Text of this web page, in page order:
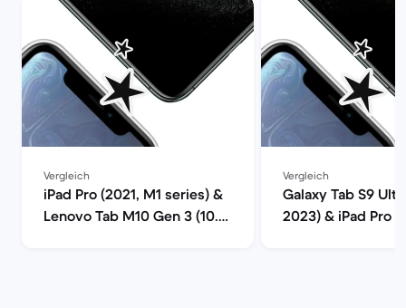
Vergleich
iPad Pro (2021, M1 series) &
Lenovo Tab M10 Gen 3 (10.1",
Vergleich
Galaxy Tab S9
2023) & iPad Pro